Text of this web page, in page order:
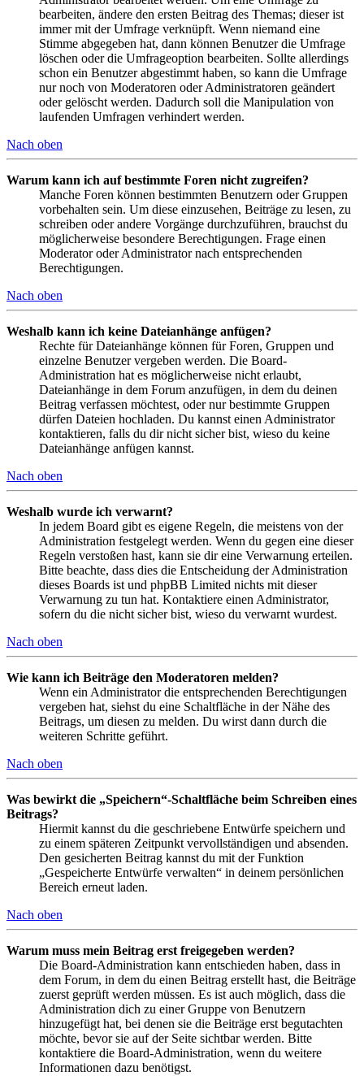
bearbeiten, ändere den ersten Beitrag des Themas; dieser ist
immer mit der Umfrage verknüpft. Wenn niemand eine
Stimme abgegeben hat, dann können Benutzer die Umfrage
löschen oder die Umfrageoption bearbeiten. Sollte allerdings
schon ein Benutzer abgestimmt haben, so kann die Umfrage
nur noch von Moderatoren oder Administratoren geändert
oder gelöscht werden. Dadurch soll die Manipulation von
laufenden Umfragen verhindert werden.
Nach oben
Warum kann ich auf bestimmte Foren nicht zugreifen?
Manche Foren können bestimmten Benutzern oder Gruppen
vorbehalten sein. Um diese einzusehen, Beiträge zu lesen, zu
schreiben oder andere Vorgänge durchzuführen, brauchst du
möglicherweise besondere Berechtigungen. Frage einen
Moderator oder Administrator nach entsprechenden
Berechtigungen.
Nach oben
Weshalb kann ich keine Dateianhänge anfügen?
Rechte für Dateianhänge können für Foren, Gruppen und
einzelne Benutzer vergeben werden. Die Board-
Administration hat es möglicherweise nicht erlaubt,
Dateianhänge in dem Forum anzufügen, in dem du deinen
Beitrag verfassen möchtest, oder nur bestimmte Gruppen
dürfen Dateien hochladen. Du kannst einen Administrator
kontaktieren, falls du dir nicht sicher bist, wieso du keine
Dateianhänge anfügen kannst.
Nach oben
Weshalb wurde ich verwarnt?
In jedem Board gibt es eigene Regeln, die meistens von der
Administration festgelegt werden. Wenn du gegen eine dieser
Regeln verstoßen hast, kann sie dir eine Verwarnung erteilen.
Bitte beachte, dass dies die Entscheidung der Administration
dieses Boards ist und phpBB Limited nichts mit dieser
Verwarnung zu tun hat. Kontaktiere einen Administrator,
sofern du die nicht sicher bist, wieso du verwarnt wurdest.
Nach oben
Wie kann ich Beiträge den Moderatoren melden?
Wenn ein Administrator die entsprechenden Berechtigungen
vergeben hat, siehst du eine Schaltfläche in der Nähe des
Beitrags, um diesen zu melden. Du wirst dann durch die
weiteren Schritte geführt.
Nach oben
Was bewirkt die „Speichern“-Schaltfläche beim Schreiben eines
Beitrags?
Hiermit kannst du die geschriebene Entwürfe speichern und
zu einem späteren Zeitpunkt vervollständigen und absenden.
Den gesicherten Beitrag kannst du mit der Funktion
„Gespeicherte Entwürfe verwalten“ in deinem persönlichen
Bereich erneut laden.
Nach oben
Warum muss mein Beitrag erst freigegeben werden?
Die Board-Administration kann entschieden haben, dass in
dem Forum, in dem du einen Beitrag erstellt hast, die Beiträge
zuerst geprüft werden müssen. Es ist auch möglich, dass die
Administration dich zu einer Gruppe von Benutzern
hinzugefügt hat, bei denen sie die Beiträge erst begutachten
möchte, bevor sie auf der Seite sichtbar werden. Bitte
kontaktiere die Board-Administration, wenn du weitere
Informationen dazu benötigst.